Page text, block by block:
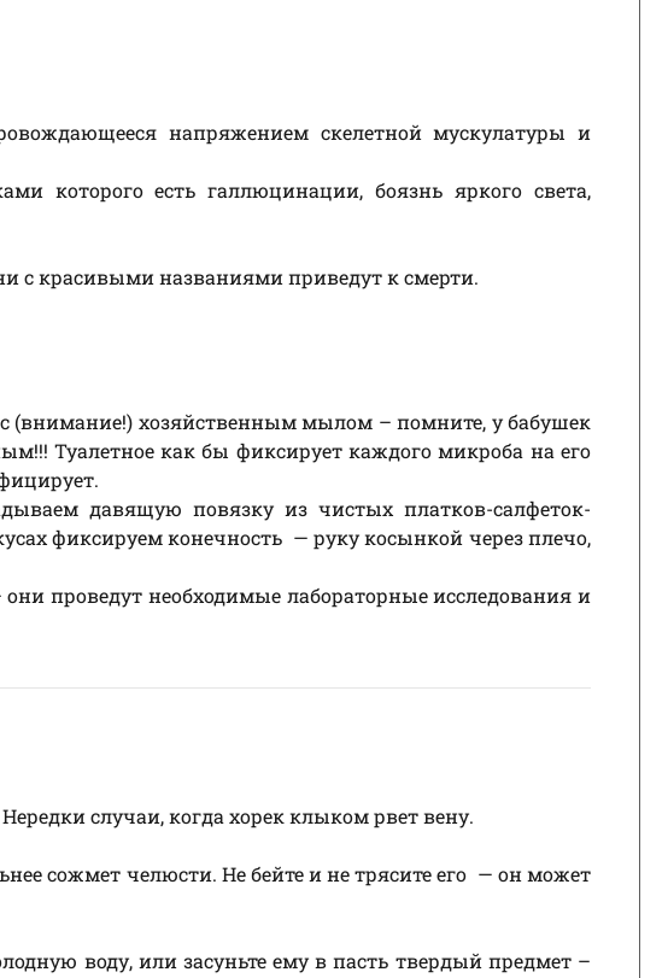
напряжением скелетной мускулатуры и
которого есть галлюцинации, боязнь яркого света,
с красивыми названиями приведут к смерти.
хозяйственным мылом – помните, у бабушек
Туалетное как бы фиксирует каждого микроба на его
давящую повязку из чистых платков-салфеток-
фиксируем конечность — руку косынкой через плечо,
проведут необходимые лабораторные исследования и
случаи, когда хорек клыком рвет вену.
сожмет челюсти. Не бейте и не трясите его — он может
воду, или засуньте ему в пасть твердый предмет –